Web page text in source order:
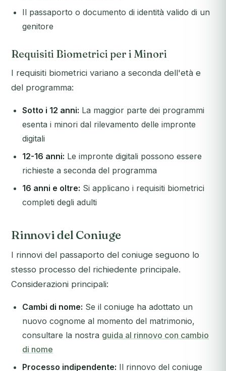
Il passaporto o documento di identità valido di un
genitore
Requisiti Biometrici per i Minori
I requisiti biometrici variano a seconda dell'età e
del programma:
Sotto i 12 anni: La maggior parte dei programmi
esenta i minori dal rilevamento delle impronte
digitali
12-16 anni: Le impronte digitali possono essere
richieste a seconda del programma
16 anni e oltre: Si applicano i requisiti biometrici
completi degli adulti
Rinnovi del Coniuge
I rinnovi del passaporto del coniuge seguono lo
stesso processo del richiedente principale.
Considerazioni principali:
Cambi di nome: Se il coniuge ha adottato un
nuovo cognome al momento del matrimonio,
consultare la nostra guida al rinnovo con cambio
di nome
Processo indipendente: Il rinnovo del coniuge